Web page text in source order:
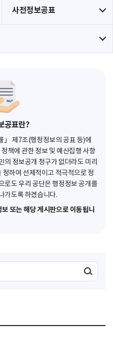
사전정보공표
공표란?
」 제7조(행정정보의 공표 등)에
책에 관한 정보 및 예산집행 사항
의 정보공개 청구가 없더라도 미리
하여 선제적이고 적극적으로 정
로도 우리 공단은 행정정보 공개를
가도록 하겠습니다.
또는 해당 게시판으로 이동됩니
검색실행